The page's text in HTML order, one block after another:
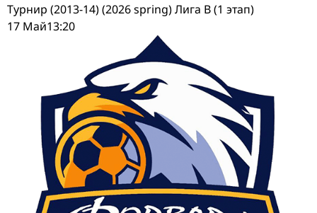
Турнир (2013-14) (2026 spring) Лига В (1 этап)
17 Май13:20